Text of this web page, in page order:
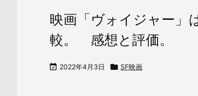
映画「ヴォイジャー」
較。 感想と評価。
 2022年4月3日  SF映画